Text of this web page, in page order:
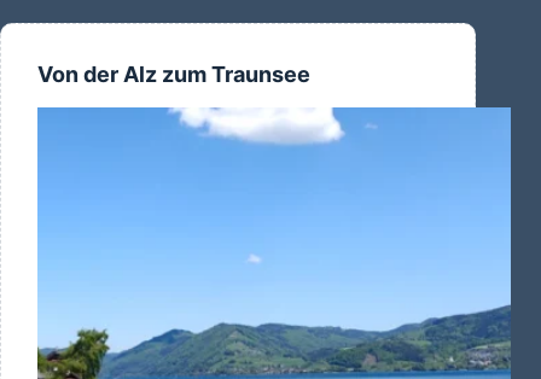
Von der Alz zum Traunsee